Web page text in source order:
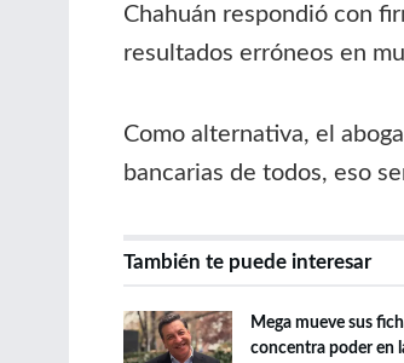
Chahuán respondió con
resultados erróneos en
Como alternativa, el
bancarias de todos, eso
También te puede interesar
Mega mueve sus
concentra poder en